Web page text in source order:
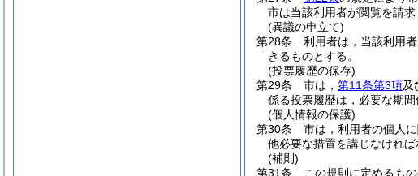
市は当該利用者が閲覧を請
(異議の申立て)
第28条
利用者は，当該利用
きるものとする。
(投票履歴の保存)
第29条
市は， 第11条第3項及
係る投票履歴は，必要な期間
(個人情報の保護)
第30条
市は，利用者の個人
他必要な措置を講じなければ
(補則)
第31条
この規則に定めるも